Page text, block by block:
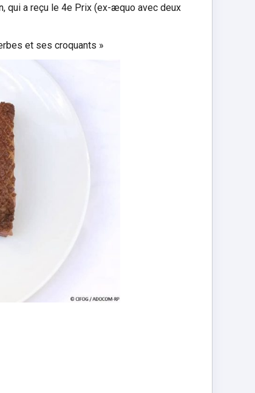
qui a reçu le 4e Prix (ex-æquo avec deux
et ses croquants »